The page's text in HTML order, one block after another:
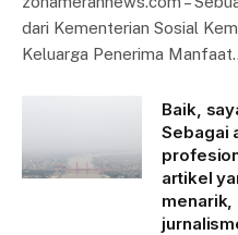
dari Kementerian Sosial
Keluarga Penerima
Baik,
Sebagai
artikel
menarik,